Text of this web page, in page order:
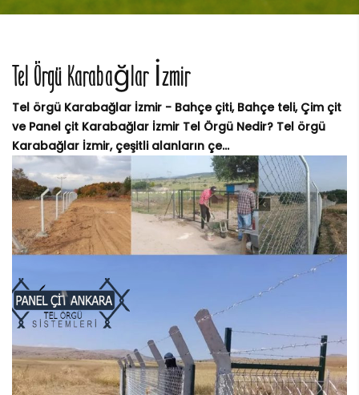
Tel Örgü Karabağlar İzmir
Tel örgü Karabağlar İzmir - Bahçe çiti, Bahçe teli, Çim çit
ve Panel çit Karabağlar İzmir Tel Örgü Nedir? Tel örgü
Karabağlar İzmir, çeşitli alanların çe...